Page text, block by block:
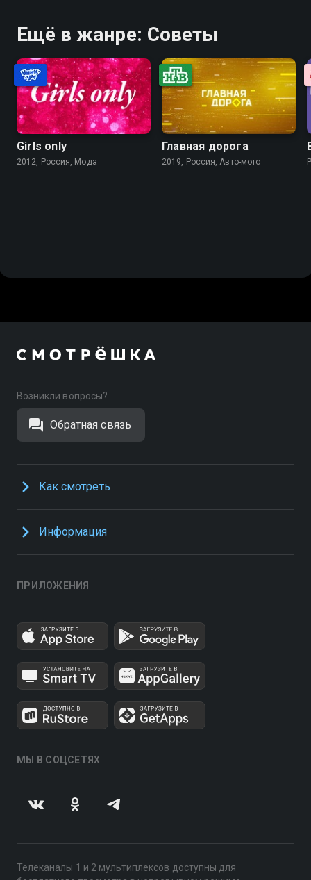
Ещё в жанре: Советы
Girls only
2012, Россия, Мода
Главная дорога
2019, Россия, Авто-мото
Возникли вопросы?
Обратная связь
Как смотреть
Информация
ПРИЛОЖЕНИЯ
МЫ В СОЦСЕТЯХ
Телеканалы 1 и 2 мультиплексов доступны для